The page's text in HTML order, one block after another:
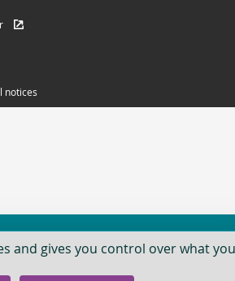
notices
Agenda
and gives you control over what you